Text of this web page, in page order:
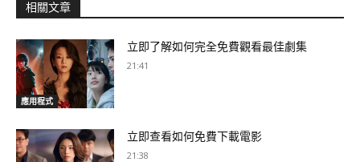
相關文章
應用程式
立即了解如何完全免費觀看最佳劇集
21:41
立即查看如何免費下載電影
21:38